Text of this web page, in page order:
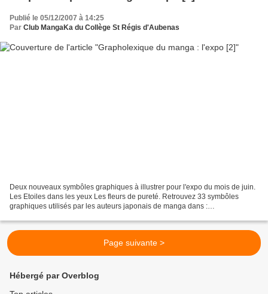
Publié le 05/12/2007 à 14:25
Par Club MangaKa du Collège St Régis d'Aubenas
Deux nouveaux symbôles graphiques à illustrer pour l'expo du mois de juin.
Les Etoiles dans les yeux Les fleurs de pureté. Retrouvez 33 symbôles
graphiques utilisés par les auteurs japonais de manga dans :
Page suivante >
Hébergé par Overblog